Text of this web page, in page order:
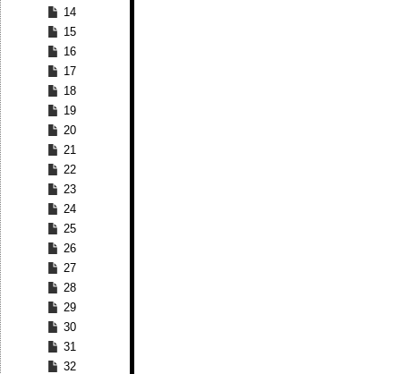
14
15
16
17
18
19
20
21
22
23
24
25
26
27
28
29
30
31
32